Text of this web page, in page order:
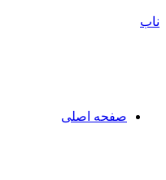
صفحه اصلی